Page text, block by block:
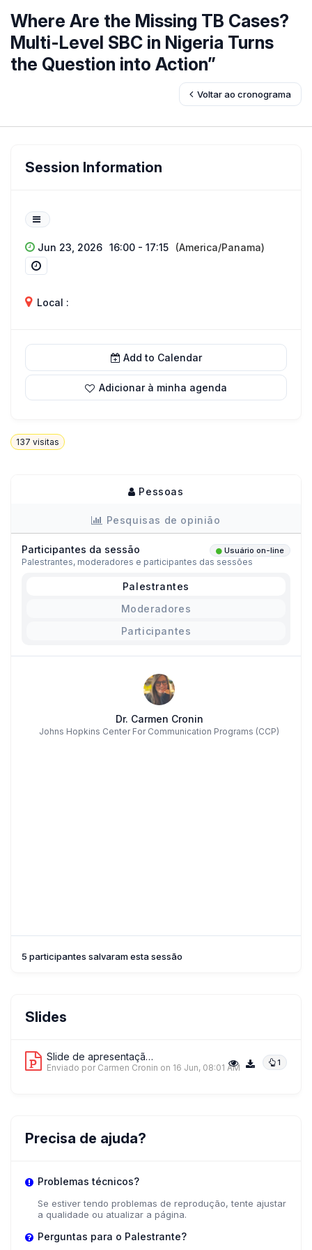
Where Are the Missing TB Cases?
Multi-Level SBC in Nigeria Turns
the Question into Action”
Voltar ao cronograma
Session Information
Jun 23, 2026 16:00 - 17:15 (America/Panama)
Local :
Add to Calendar
Adicionar à minha agenda
137 visitas
Pessoas
Pesquisas de opinião
Participantes da sessão Usuário on-line
Palestrantes, moderadores e participantes das sessões
Palestrantes
Moderadores
Participantes
Dr. Carmen Cronin
Johns Hopkins Center For Communication Programs (CCP)
5 participantes salvaram esta sessão
Slides
Slide de apresentação 1 1
Enviado por Carmen Cronin on 16 Jun, 08:01 AM
Precisa de ajuda?
Problemas técnicos?
Se estiver tendo problemas de reprodução, tente ajustar
a qualidade ou atualizar a página.
Perguntas para o Palestrante?